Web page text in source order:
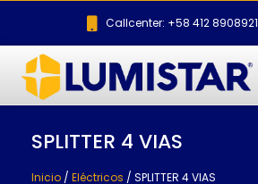
Callcenter: +58 412 8908921
SPLITTER 4 VIAS
Inicio / Eléctricos / SPLITTER 4 VIAS